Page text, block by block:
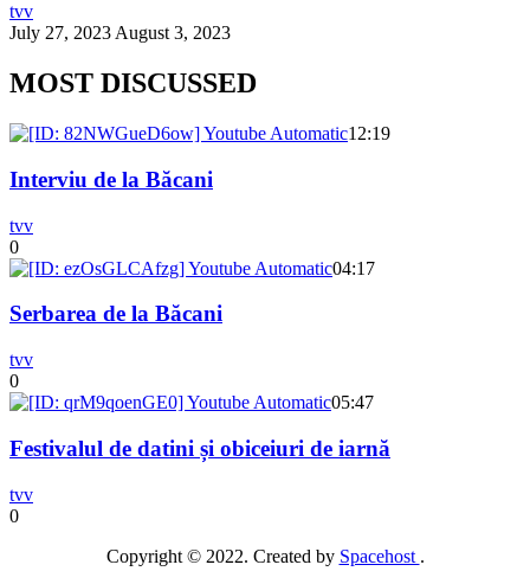
tvv
July 27, 2023 August 3, 2023
MOST DISCUSSED
12:19
Interviu de la Băcani
tvv
0
04:17
Serbarea de la Băcani
tvv
0
05:47
Festivalul de datini și obiceiuri de iarnă
tvv
0
Copyright © 2022. Created by Spacehost .